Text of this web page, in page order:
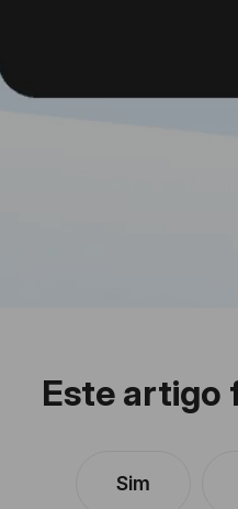
Este artigo
Sim